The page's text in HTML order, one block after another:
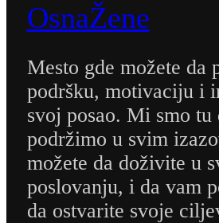
OsnaŽene
Mesto gde možete da
podršku, motivaciju i
svoj posao. Mi smo tu
podržimo u svim
možete da doživite u
poslovanju, i da vam
da ostvarite svoje